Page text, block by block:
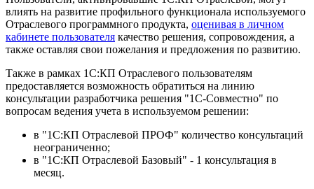
влиять на развитие профильного функционала используемого
Отраслевого программного продукта, оценивая в личном
кабинете пользователя качество решения, сопровождения, а
также оставляя свои пожелания и предложения по развитию.
Также в рамках 1С:КП Отраслевого пользователям
предоставляется возможность обратиться на линию
консультации разработчика решения "1С-Совместно" по
вопросам ведения учета в используемом решении:
в "1С:КП Отраслевой ПРОФ" количество консультаций
неограниченно;
в "1С:КП Отраслевой Базовый" - 1 консультация в
месяц.